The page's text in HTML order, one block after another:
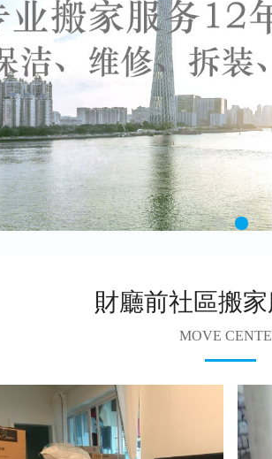
財廳前社區搬家
MOVE